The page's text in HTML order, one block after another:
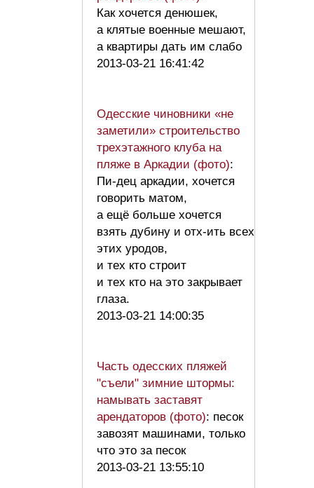
Как хочется денюшек,
а клятые военные мешают,
а квартиры дать им слабо
2013-03-21 16:41:42
Одесские чиновники «не
заметили» строительство
трехэтажного клуба на
пляже в Аркадии (фото):
Пи-дец аркадии, хочется
говорить матом,
а ещё больше хочется
взять дубину и отх-ить всех
этих уродов,
и тех кто строит
и тех кто на это закрывает
глаза.
2013-03-21 14:00:35
Часть одесских пляжей
"съели" зимние штормы:
намывать заставят
арендаторов (фото): песок
завозят машинами, только
что это за песок
2013-03-21 13:55:10